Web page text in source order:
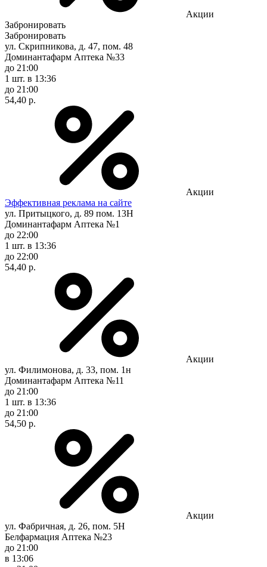
Акции
Забронировать
Забронировать
ул. Скрипникова, д. 47, пом. 48
Доминантафарм Аптека №33
до 21:00
1 шт. в 13:36
до 21:00
54,40 р.
Акции
Эффективная реклама на сайте
ул. Притыцкого, д. 89 пом. 13Н
Доминантафарм Аптека №1
до 22:00
1 шт. в 13:36
до 22:00
54,40 р.
Акции
ул. Филимонова, д. 33, пом. 1н
Доминантафарм Аптека №11
до 21:00
1 шт. в 13:36
до 21:00
54,50 р.
Акции
ул. Фабричная, д. 26, пом. 5Н
Белфармация Аптека №23
до 21:00
в 13:06